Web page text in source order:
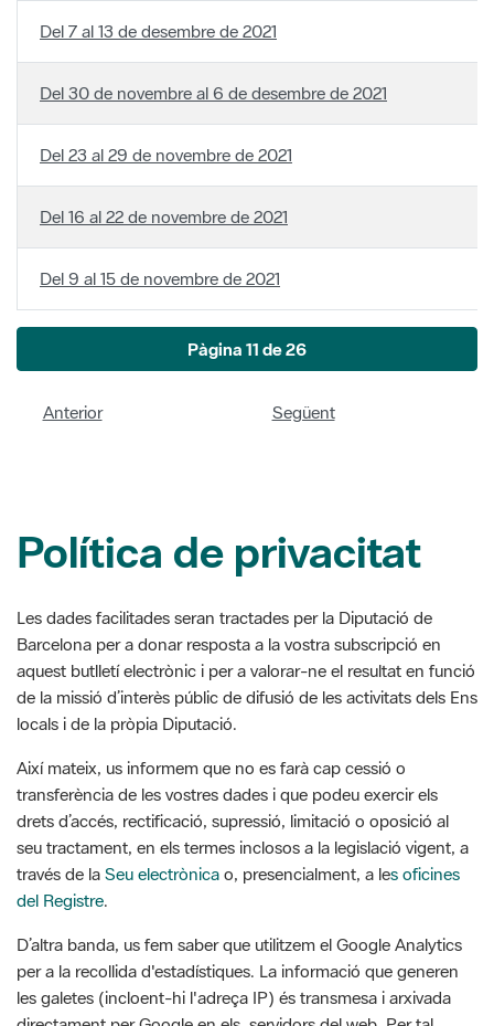
Pàgina 11 de 26
Anterior Següent
Les dades facilitades seran tractades per la Diputació de
Barcelona per a donar resposta a la vostra subscripció en
de la missió d’interès públic de difusió de les activitats dels Ens
locals i de la pròpia Diputació.
Així mateix, us informem que no es farà cap cessió o
transferència de les vostres dades i que podeu exercir els
seu tractament, en els termes inclosos a la legislació vigent, a
través de laSeu electrònica o, presencialment, a les oficines
del Registre.
D’altra banda, us fem saber que utilitzem el Google Analytics
per a la recollida d'estadístiques. La informació que generen
directament per Google en els servidors del web. Per tal
d'impedir la recollida de l'adreça IP, la Diputació de Barcelona
té activada l’opció Anonymize IP, incorporada pel propi